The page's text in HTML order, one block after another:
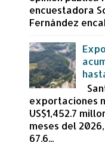
encuestadora
Fernández
exportaciones
US$1,452.7
meses del
67.6...